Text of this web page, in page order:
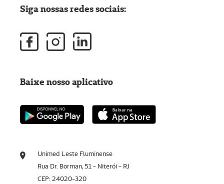
Unimed Leste Fluminense
Rua Dr. Borman, 51 - Niterói - RJ
CEP: 24020-320
Siga nossas redes sociais:
Baixe nosso aplicativo